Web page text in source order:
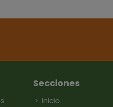
Secciones
Inicio